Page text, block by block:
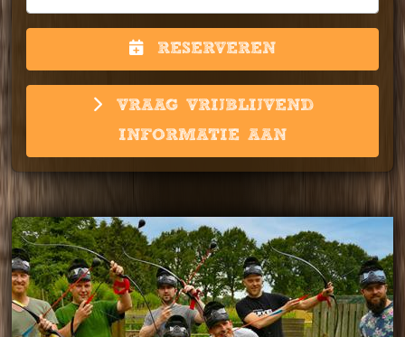
RESERVEREN
VRAAG VRIJBLIJVEND
INFORMATIE AAN